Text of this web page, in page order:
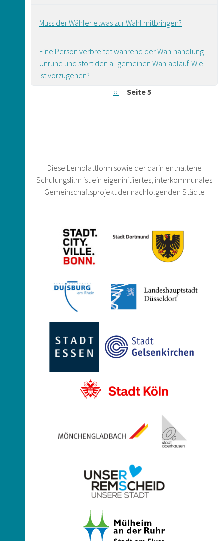
Muss der Wähler etwas zur Wahl mitbringen?
Eine Person verbreitet während der Wahlhandlung
Unruhe und stört den allgemeinen Wahlablauf. Wie
ist vorzugehen?
SeitennummerierungVorherige Seite
‹‹ Seite 5
Diese Lernplattform sowie der darin enthaltene
Schulungsfilm ist ein eigeninitiiertes, interkommunales
Gemeinschaftsprojekt der nachfolgenden Städte